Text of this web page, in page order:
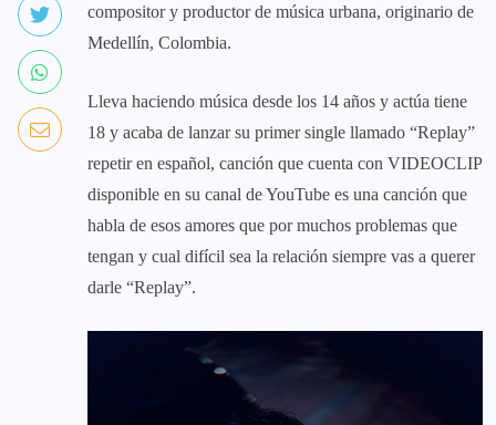
compositor y productor de música urbana, originario de
Medellín, Colombia.
Lleva haciendo música desde los 14 años y actúa tiene
18 y acaba de lanzar su primer single llamado “Replay”
repetir en español, canción que cuenta con VIDEOCLIP
disponible en su canal de YouTube es una canción que
habla de esos amores que por muchos problemas que
tengan y cual difícil sea la relación siempre vas a querer
darle “Replay”.